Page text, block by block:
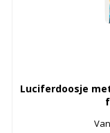
Luciferdoosje